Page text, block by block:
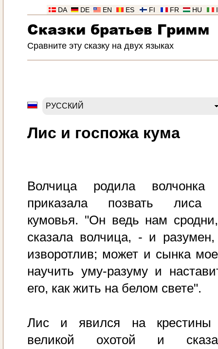
HU
FR
FI
ES
EN
DE
DA
Сказки братьев Гримм
Сравните эту сказку на двух языках
Лис и госпожа кума
Волчица родила
приказала позвать лиса
кумовья. "Он ведь нам
сказала волчица, - и
изворотлив; может и сынка
научить уму-разуму и
его, как жить на белом свете".
Лис и явился на
великой охотой и